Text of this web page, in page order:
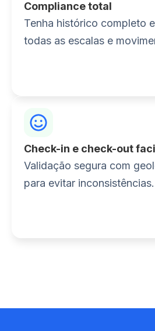
Compliance total
Tenha histórico completo
todas as escalas e
Check-in e check-out
Validação segura com
para evitar inconsistências.